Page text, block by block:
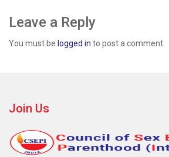
Leave a Reply
You must be logged in to post a comment.
Join Us